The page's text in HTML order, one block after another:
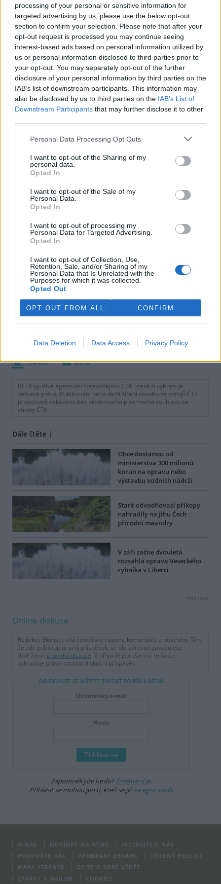
processing of your personal or sensitive information for
targeted advertising by us, please use the below opt-out
section to confirm your selection. Please note that after your
opt-out request is processed you may continue seeing
interest-based ads based on personal information utilized by
us or personal information disclosed to third parties prior to
your opt-out. You may separately opt-out of the further
disclosure of your personal information by third parties on the
IAB’s list of downstream participants. This information may
also be disclosed by us to third parties on the IAB’s List of
Downstream Participants that may further disclose it to other
Personal Data Processing Opt Outs
I want to opt-out of the Sharing of my
personal data.
Opted In
I want to opt-out of the Sale of my
Personal Data.
Opted In
I want to opt-out of processing my
Personal Data for Targeted Advertising.
Opted In
I want to opt-out of Collection, Use,
Retention, Sale, and/or Sharing of my
Personal Data that Is Unrelated with the
Purposes for which it was collected.
Opted Out
OPT OUT FROM ALL CONFIRM
Data Deletion Data Access Privacy Policy
vodohospodářskou studií proveditelnosti, která je
projednaná s klíčovými aktéry v území a představuje
důležitý podklad pro realizaci projektu," řekl náměstek
primátora Jakub Chuchlík (Piráti).
Do přípravy zadání zapojila radnice už loni obyvatele
města, veřejné projednání návrhu řešení je teď
naplánováno na pondělí 22. června od 17:30 v jídelně
Základní školy Mozartova a také při procházce podél Nisy.
"Budeme rádi, když se lidé v červnu ke konceptu vysloví,
aby výsledek co nejvíc odpovídal jejich představám,"
dodala Opočenská. Na realizaci úprav by chtěl Jablonec
reklama
tisknout poslat
BEZK využívá agenturní zpravodajství ČTK, která si vyhrazuje
veškerá práva. Publikování nebo další šíření obsahu ze zdrojů ČTK
je výslovně zakázáno bez předchozího písemného souhlasu ze
strany ČTK.
Dále čtěte |
Obce dostanou od
ministerstva 300 milionů
korun na opravu nebo
výstavbu vodních nádrží
Staré odvodňovací příkopy
nahradily na jihu Čech
přírodní meandry
V září začne dvouletá
rozsáhlá oprava Veseckého
rybníka v Liberci
reklama
Online diskuse
Redakce Ekolistu vítá čtenářské názory, komentáře a postřehy. Tím,
že zde publikujete svůj příspěvek, se ale zároveň zavazujete
dodržovat pravidla diskuse. V případě porušení si redakce
vyhrazuje právo smazat diskusní příspěvěk
DO DISKUZE SE MŮŽETE ZAPOJIT PO PŘIHLÁŠENÍ
Uživatelský e-mail
Heslo
Zapomněli jste heslo?Změňte si je.
Přihlásit se mohou jen ti, kteří se jižzaregistrovali.
O NÁS NOVINKY NA WEBU
INZERUJTE U NÁS
PODPOŘTE NÁS
PŘEBÍRÁNÍ OBSAHU
TIŠTĚNÝ EKOLIST
MAPA STRÁNEK
DEJTE O SOBĚ VĚDĚT
ZPRÁVY E-MAILEM
COOKIES